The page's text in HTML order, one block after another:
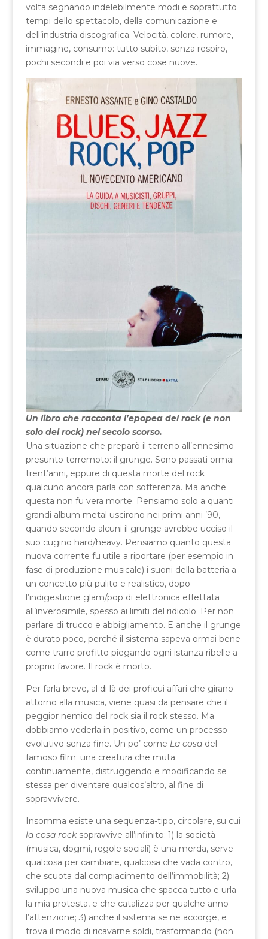
volta segnando indelebilmente modi e soprattutto
tempi dello spettacolo, della comunicazione e
dell’industria discografica. Velocità, colore, rumore,
immagine, consumo: tutto subito, senza respiro,
pochi secondi e poi via verso cose nuove.
Un libro che racconta l’epopea del rock (e non
solo del rock) nel secolo scorso.
Una situazione che preparò il terreno all’ennesimo
presunto terremoto: il grunge. Sono passati ormai
trent’anni, eppure di questa morte del rock
qualcuno ancora parla con sofferenza. Ma anche
questa non fu vera morte. Pensiamo solo a quanti
grandi album metal uscirono nei primi anni ’90,
quando secondo alcuni il grunge avrebbe ucciso il
suo cugino hard/heavy. Pensiamo quanto questa
nuova corrente fu utile a riportare (per esempio in
fase di produzione musicale) i suoni della batteria a
un concetto più pulito e realistico, dopo
l’indigestione glam/pop di elettronica effettata
all’inverosimile, spesso ai limiti del ridicolo. Per non
parlare di trucco e abbigliamento. E anche il grunge
è durato poco, perché il sistema sapeva ormai bene
come trarre profitto piegando ogni istanza ribelle a
proprio favore. Il rock è morto.
Per farla breve, al di là dei proficui affari che girano
attorno alla musica, viene quasi da pensare che il
peggior nemico del rock sia il rock stesso. Ma
dobbiamo vederla in positivo, come un processo
evolutivo senza fine. Un po’ come La cosadel
famoso film: una creatura che muta
continuamente, distruggendo e modificando se
stessa per diventare qualcos’altro, al fine di
sopravvivere.
Insomma esiste una sequenza-tipo, circolare, su cui
la cosa rocksopravvive all’infinito: 1) la società
(musica, dogmi, regole sociali) è una merda, serve
qualcosa per cambiare, qualcosa che vada contro,
che scuota dal compiacimento dell’immobilità; 2)
sviluppo una nuova musica che spacca tutto e urla
la mia protesta, e che catalizza per qualche anno
l’attenzione; 3) anche il sistema se ne accorge, e
trova il modo di ricavarne soldi, trasformando (non